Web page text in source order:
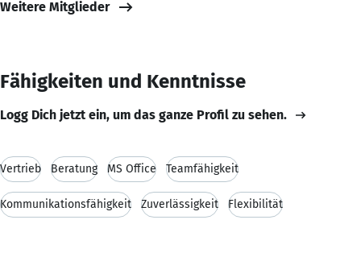
Weitere Mitglieder
Fähigkeiten und Kenntnisse
Logg Dich jetzt ein, um das ganze Profil zu sehen.
Vertrieb Beratung MS Office Teamfähigkeit
Kommunikationsfähigkeit Zuverlässigkeit Flexibilität